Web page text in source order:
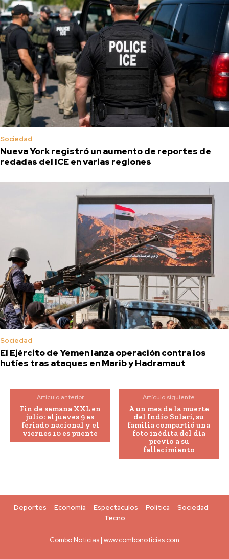
Sociedad
Nueva York registró un aumento de reportes de
redadas del ICE en varias regiones
Sociedad
El Ejército de Yemen lanza operación contra los
hutíes tras ataques en Marib y Hadramaut
Artículo anterior
Fin de semana XXL en
julio: el jueves 9 es
feriado nacional y el
viernes 10 es puente
Artículo siguiente
A un mes de la muerte
del Indio Solari, su
familia compartió una
foto inédita del día
previo a su
fallecimiento
Deportes Economía Espectáculos Política
Sociedad
Tecno
Combo Noticias | www.combonoticias.com